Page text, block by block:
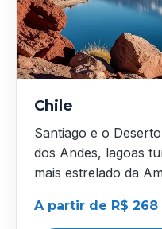
Chile
Santiago e o
dos Andes, lagoas
mais estrelado da
A partir de R$ 268